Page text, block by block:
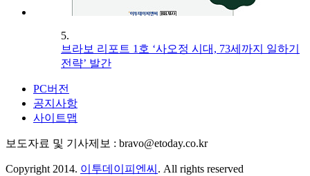
5.
브라보 리포트 1호 ‘사오정 시대, 73세까지 일하기
전략’ 발간
PC버전
공지사항
사이트맵
보도자료 및 기사제보 : bravo@etoday.co.kr
Copyright 2014. 이투데이피엔씨 . All rights reserved